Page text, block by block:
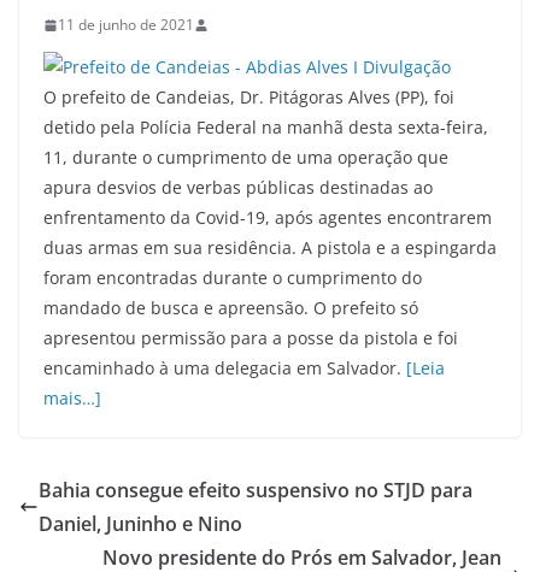
11 de junho de 2021
O prefeito de Candeias, Dr. Pitágoras Alves (PP), foi
detido pela Polícia Federal na manhã desta sexta-feira,
11, durante o cumprimento de uma operação que
apura desvios de verbas públicas destinadas ao
enfrentamento da Covid-19, após agentes encontrarem
duas armas em sua residência. A pistola e a espingarda
foram encontradas durante o cumprimento do
mandado de busca e apreensão. O prefeito só
apresentou permissão para a posse da pistola e foi
encaminhado à uma delegacia em Salvador. [Leia
mais…]
Bahia consegue efeito suspensivo no STJD para
Daniel, Juninho e Nino
Novo presidente do Prós em Salvador, Jean